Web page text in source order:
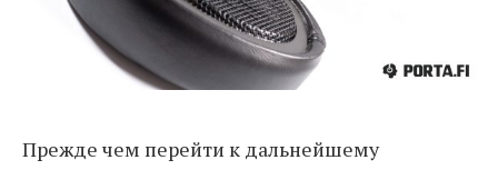
Прежде чем перейти к дальнейшему